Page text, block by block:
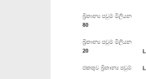
බ්‍රිතාන්‍ය පවුම් මිලියන
80
බ්‍රිතාන්‍ය පවුම් මිලියන
20
එකතුව බ්‍රිතාන්‍ය පවුම්